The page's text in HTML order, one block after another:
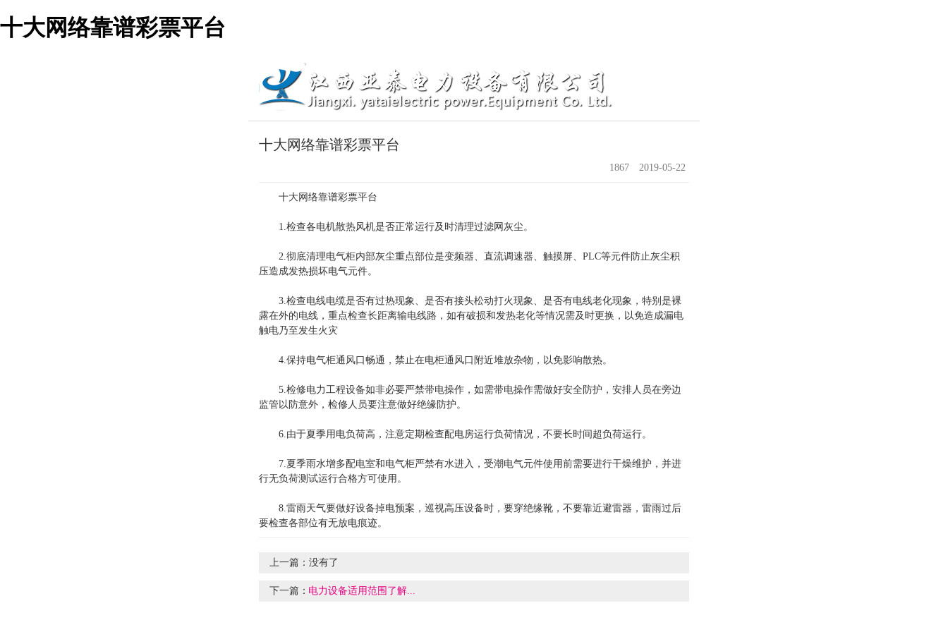
十大网络靠谱彩票平台
十大网络靠谱彩票平台
1867 2019-05-22
十大网络靠谱彩票平台
1.检查各电机散热风机是否正常运行及时清理过滤网灰尘。
2.彻底清理电气柜内部灰尘重点部位是变频器、直流调速器、触摸屏、PLC等元件防止灰尘积
压造成发热损坏电气元件。
3.检查电线电缆是否有过热现象、是否有接头松动打火现象、是否有电线老化现象，特别是裸
露在外的电线，重点检查长距离输电线路，如有破损和发热老化等情况需及时更换，以免造成漏电
触电乃至发生火灾
4.保持电气柜通风口畅通，禁止在电柜通风口附近堆放杂物，以免影响散热。
5.检修电力工程设备如非必要严禁带电操作，如需带电操作需做好安全防护，安排人员在旁边
监管以防意外，检修人员要注意做好绝缘防护。
6.由于夏季用电负荷高，注意定期检查配电房运行负荷情况，不要长时间超负荷运行。
7.夏季雨水增多配电室和电气柜严禁有水进入，受潮电气元件使用前需要进行干燥维护，并进
行无负荷测试运行合格方可使用。
8.雷雨天气要做好设备掉电预案，巡视高压设备时，要穿绝缘靴，不要靠近避雷器，雷雨过后
要检查各部位有无放电痕迹。
上一篇： 没有了
下一篇： 电力设备适用范围了解...